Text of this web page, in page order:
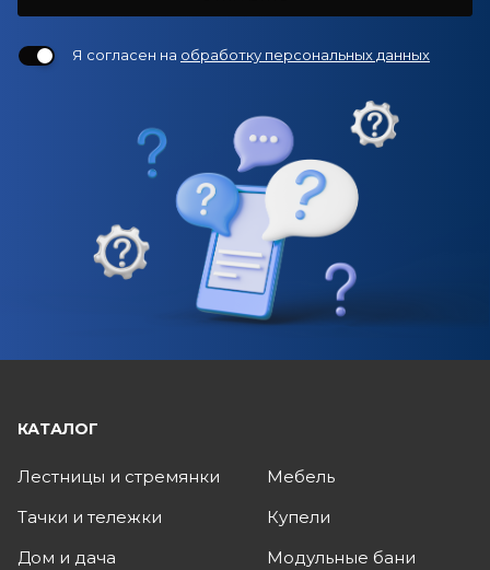
Я согласен на обработку персональных данных
КАТАЛОГ
Лестницы и стремянки
Тачки и тележки
Дом и дача
Мебель
Купели
Модульные бани